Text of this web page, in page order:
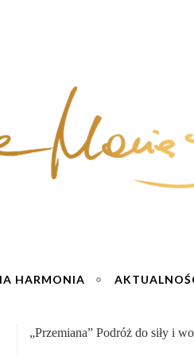
HARMONIA
Sernik truskawkowy na zimno –